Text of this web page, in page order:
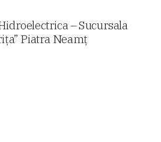
– Sucursala
Piatra Neamț